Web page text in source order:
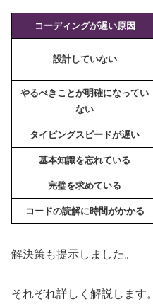
コーディングが遅い原因
設計していない
やるべきことが明確になってい
ない
タイピングスピードが遅い
基本知識を忘れている
完璧を求めている
コードの読解に時間がかかる
解決策も提示しました。
それぞれ詳しく解説します。